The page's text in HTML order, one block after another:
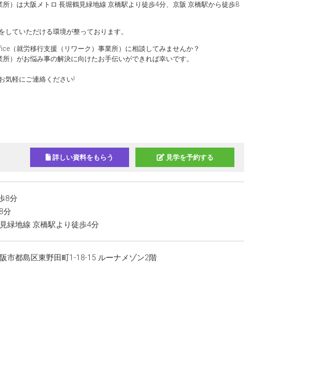
）は大阪メトロ 長堀鶴見緑地線 京橋駅より徒歩4分、京阪 京橋駅から徒歩8
ていただける環境が整っております。
（就労移行支援（リワーク）事業所）に相談してみませんか？
）がお悩み事の解決に向けたお手伝いができれば幸いです。
気軽にご連絡ください!
詳しい資料をもらう 見学を予約する
8分
分
緑地線 京橋駅より徒歩4分
市都島区東野田町1-18-15 ルーナメゾン2階